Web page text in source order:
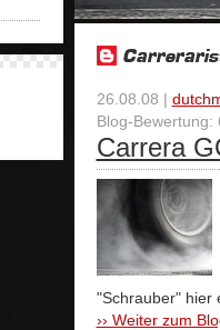
26.08.08 |
Blog-Bewertung:
Carrera
"Schrauber" hier
›› Weiter zum